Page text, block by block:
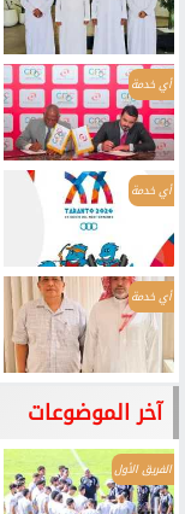
أي خدمة
أي خدمة
أي خدمة
آخر الموضوعات
الفريق الأول